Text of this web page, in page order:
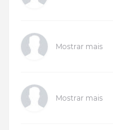
Mostrar mais
Mostrar mais